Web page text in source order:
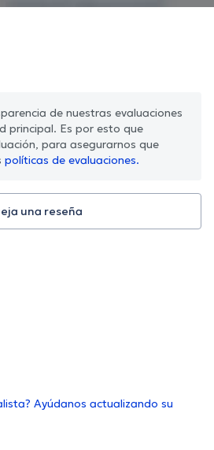
de nuestras evaluaciones
principal. Es por esto que
para asegurarnos que
políticas de evaluaciones.
una reseña
Ayúdanos actualizando su